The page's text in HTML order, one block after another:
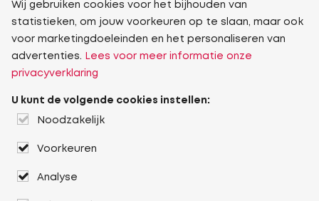
Wij gebruiken cookies voor het bijhouden van
statistieken, om jouw voorkeuren op te slaan, maar ook
voor marketingdoeleinden en het personaliseren van
advertenties.
Lees voor meer informatie onze
privacyverklaring
U kunt de volgende cookies instellen:
Noodzakelijk
Voorkeuren
Analyse